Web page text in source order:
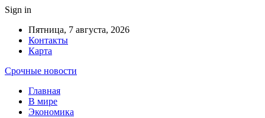
Sign in
Пятница, 7 августа, 2026
Контакты
Карта
Срочные новости
Главная
В мире
Экономика